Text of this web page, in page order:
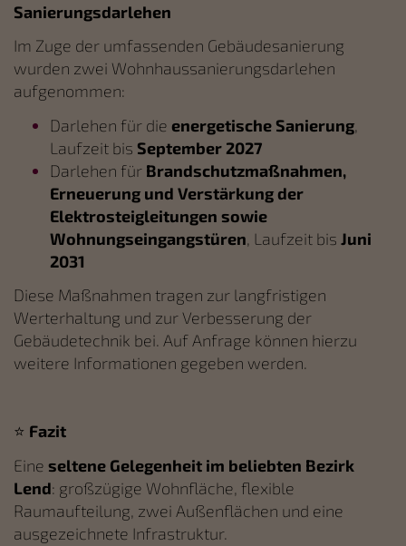
Sanierungsdarlehen
Im Zuge der umfassenden Gebäudesanierung
wurden zwei Wohnhaussanierungsdarlehen
aufgenommen:
Darlehen für die energetische Sanierung,
Laufzeit bis September 2027
Darlehen für Brandschutzmaßnahmen,
Erneuerung und Verstärkung der
Elektrosteigleitungen sowie
Wohnungseingangstüren, Laufzeit bis Juni
2031
Diese Maßnahmen tragen zur langfristigen
Werterhaltung und zur Verbesserung der
Gebäudetechnik bei. Auf Anfrage können hierzu
weitere Informationen gegeben werden.
⭐ Fazit
Eine seltene Gelegenheit im beliebten Bezirk
Lend: großzügige Wohnfläche, flexible
Raumaufteilung, zwei Außenflächen und eine
ausgezeichnete Infrastruktur.